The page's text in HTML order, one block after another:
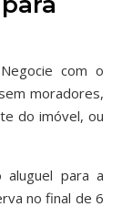
com o
moradores,
do imóvel, ou
para a
no final de 6